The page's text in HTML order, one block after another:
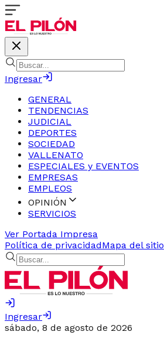
Ingresar
GENERAL
TENDENCIAS
JUDICIAL
DEPORTES
SOCIEDAD
VALLENATO
ESPECIALES y EVENTOS
EMPRESAS
EMPLEOS
OPINIÓN
SERVICIOS
Ver Portada Impresa
Política de privacidadMapa del sitio
Ingresar
sábado, 8 de agosto de 2026